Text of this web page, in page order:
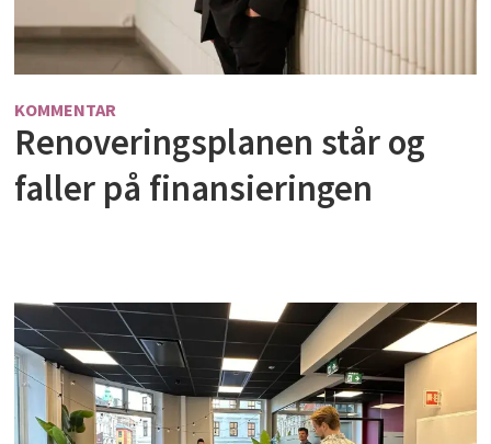
KOMMENTAR
Renoveringsplanen står og
faller på finansieringen